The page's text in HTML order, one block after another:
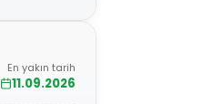
En yakın tarih
11.09.2026